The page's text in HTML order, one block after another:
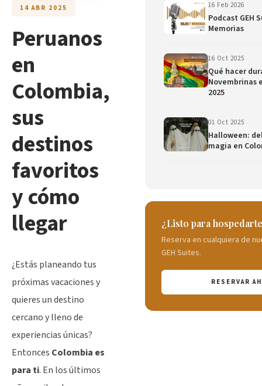
14 ABR 2025
Peruanos
en
Colombia,
sus
destinos
favoritos
y cómo
llegar
¿Estás planeando tus
próximas vacaciones y
quieres un destino
cercano y lleno de
experiencias únicas?
Entonces Colombia es
para ti. En los últimos
16 Feb 2026
Podcast GEH
Memorias
16 Oct 2025
Qué hacer
Novembrinas
2025
01 Oct 2025
Halloween:
magia en
¿Listo para
Reserva en cualquiera de
GEH Suites.
RESERVAR